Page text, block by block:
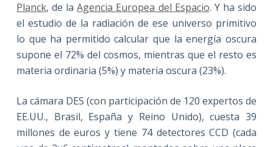
Planck, de laAgencia Europea del Espacio. Y ha sido
el estudio de la radiación de ese universo primitivo
lo que ha permitido calcular que la energía oscura
supone el 72% del cosmos, mientras que el resto es
materia ordinaria (5%) y materia oscura (23%).
La cámara DES (con participación de 120 expertos de
EE.UU., Brasil, España y Reino Unido), cuesta 39
millones de euros y tiene 74 detectores CCD (cada